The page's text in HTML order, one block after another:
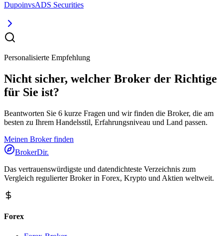
DupoinvsADS Securities
Personalisierte Empfehlung
Nicht sicher, welcher Broker der Richtige
für Sie ist?
Beantworten Sie 6 kurze Fragen und wir finden die Broker, die am
besten zu Ihrem Handelsstil, Erfahrungsniveau und Land passen.
Meinen Broker finden
BrokerDir.
Das vertrauenswürdigste und datendichteste Verzeichnis zum
Vergleich regulierter Broker in Forex, Krypto und Aktien weltweit.
Forex